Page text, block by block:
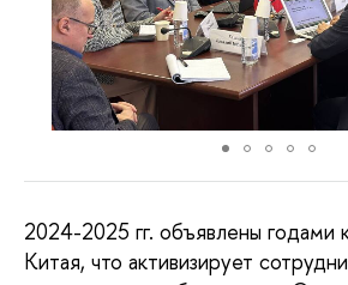
2024-2025 гг. объявлены годами
Китая, что активизирует